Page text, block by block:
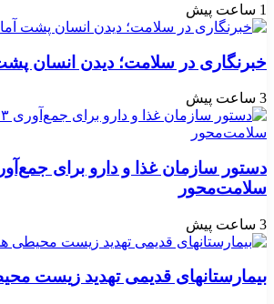
1 ساعت پیش
خبرنگاری در سلامت؛ دیدن انسان
3 ساعت پیش
سلامت‌محور
3 ساعت پیش
بیمارستانهای قدیمی تهدید زیست